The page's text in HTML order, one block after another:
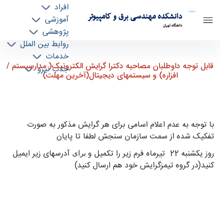
دانشکده مهندسی برق و کامپیوتر
دانشگاه تهران
افراد
آموزشی
پژوهشی
روابط بین الملل
خدمات
جذب نیرو
قابل توجه داوطلبان مصاحبه دکترا گرایش
الکترونیک( مدارسیستم / افزاره) و سیستمهای
دیجیتال(آخرین مهلت) - ece- دانشکده مهندسی
قابل توجه داوطلبان مصاحبه دکترا گرایش الکترونیک( مدارسیستم /
افزاره) و سیستمهای دیجیتال(آخرین مهلت)
با توجه به عدم اعلام اسامی برای هر گرایش مذکور به صورت
تفکیک شده از سمت سازمان سنجش لطفا تا پایان
روز یکشنبه 22 تیرماه فرم زیر را تکمیل و
برای آدرسهای زیر ایمیل
کنید(در گروه تیمزگرایش خود هم ارسال کنید)